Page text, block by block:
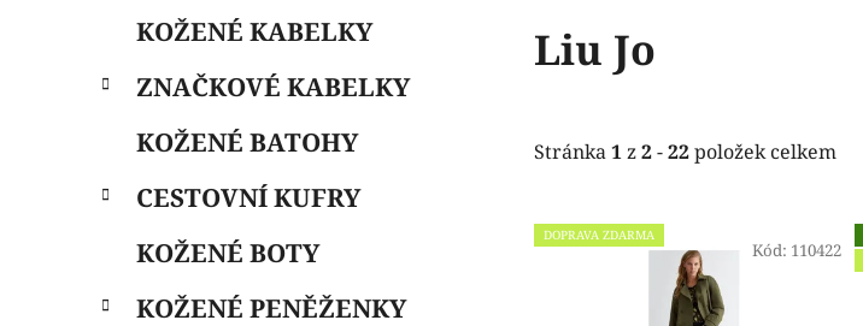
s
n
p
Přeskočit
kategorie
e
i
KOŽENÉ KABELKY
ZNAČKOVÉ KABELKY
KOŽENÉ BATOHY
CESTOVNÍ KUFRY
KOŽENÉ BOTY
KOŽENÉ PENĚŽENKY
Liu Jo
Stránka1z2-22položek celkem
V
ý
DOPRAVA ZDARMA
Kód: 110422